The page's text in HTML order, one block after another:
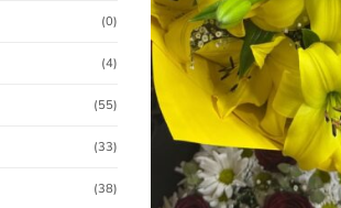
(0)
(4)
(55)
(33)
(38)